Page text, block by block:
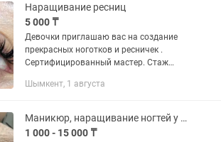
Наращивание ресниц
5 000 ₸
Девочки приглашаю вас на создание
прекрасных ноготков и ресничек .
Сертифицированный мастер. Стаж
принимаю на дому . Прайс ногтей
Шымкент, 1 августа
Маникюр, наращивание ногтей у себя дома и выезд
1 000 - 15 000 ₸